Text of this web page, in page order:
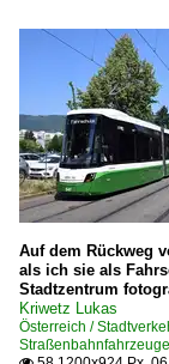
Niederlande
ERS
Norwegen
Serie El
Österreich
Auf dem Rückweg
als ich sie als
Stadtzentrum
Kriwetz Lukas
Österreich /